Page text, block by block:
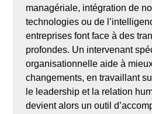
managériale, intégration de
technologies ou de
entreprises font face à des
profondes. Un intervenant
organisationnelle aide à
changements, en travaillant
le leadership et la relation
devient alors un outil